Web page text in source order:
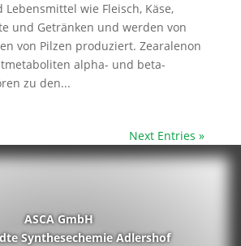
wie Fleisch, Käse,
und Getränken und werden von
von Pilzen produziert. Zearalenon
alpha- und beta-
zu den...
Next Entries »
ASCA GmbH
Synthesechemie Adlershof